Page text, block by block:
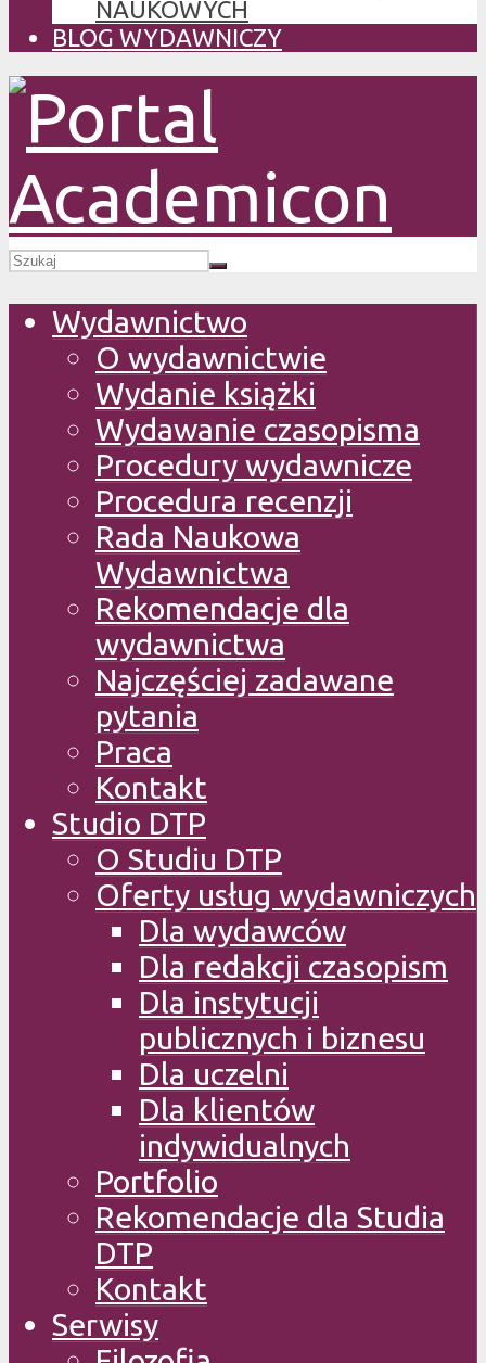
NAUKOWYCH
BLOG WYDAWNICZY
Wydawnictwo
O wydawnictwie
Wydanie książki
Wydawanie czasopisma
Procedury wydawnicze
Procedura recenzji
Rada Naukowa
Wydawnictwa
Rekomendacje dla
wydawnictwa
Najczęściej zadawane
pytania
Praca
Kontakt
Studio DTP
O Studiu DTP
Oferty usług wydawniczych
Dla wydawców
Dla redakcji czasopism
Dla instytucji
publicznych i biznesu
Dla uczelni
Dla klientów
indywidualnych
Portfolio
Rekomendacje dla Studia
DTP
Kontakt
Serwisy